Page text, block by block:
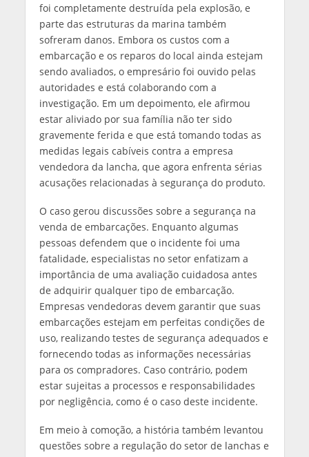
foi completamente destruída pela explosão, e
parte das estruturas da marina também
sofreram danos. Embora os custos com a
embarcação e os reparos do local ainda estejam
sendo avaliados, o empresário foi ouvido pelas
autoridades e está colaborando com a
investigação. Em um depoimento, ele afirmou
estar aliviado por sua família não ter sido
gravemente ferida e que está tomando todas as
medidas legais cabíveis contra a empresa
vendedora da lancha, que agora enfrenta sérias
acusações relacionadas à segurança do produto.
O caso gerou discussões sobre a segurança na
venda de embarcações. Enquanto algumas
pessoas defendem que o incidente foi uma
fatalidade, especialistas no setor enfatizam a
importância de uma avaliação cuidadosa antes
de adquirir qualquer tipo de embarcação.
Empresas vendedoras devem garantir que suas
embarcações estejam em perfeitas condições de
uso, realizando testes de segurança adequados e
fornecendo todas as informações necessárias
para os compradores. Caso contrário, podem
estar sujeitas a processos e responsabilidades
por negligência, como é o caso deste incidente.
Em meio à comoção, a história também levantou
questões sobre a regulação do setor de lanchas e